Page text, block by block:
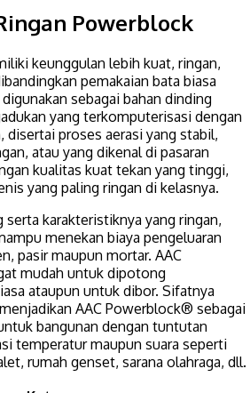
Powerblock
keunggulan lebih kuat, ringan,
pemakaian bata biasa
sebagai bahan dinding
yang terkomputerisasi dengan
disertai proses aerasi yang stabil,
atau yang dikenal di pasaran
kualitas kuat tekan yang tinggi,
yang paling ringan di kelasnya.
serta karakteristiknya yang ringan,
menekan biaya pengeluaran
pasir maupun mortar. AAC
mudah untuk dipotong
ataupun untuk dibor. Sifatnya
AAC Powerblock® sebagai
bangunan dengan tuntutan
temperatur maupun suara seperti
rumah genset, sarana olahraga, dll.